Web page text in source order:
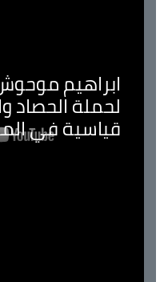
ابراهيم
لحملة الحصاد
قياسية في